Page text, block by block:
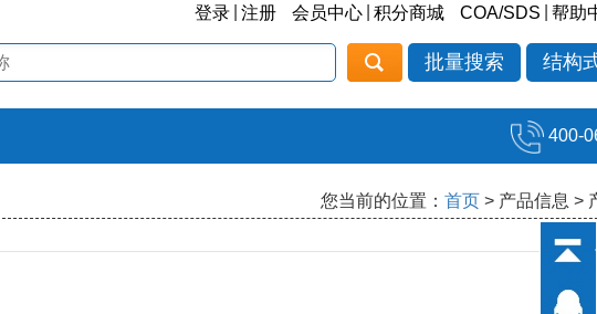
登录 注册 会员中心 积分商城 COA/SDS 帮助
批量搜索 结构
400-
您当前的位置： 首页 > 产品信息 >